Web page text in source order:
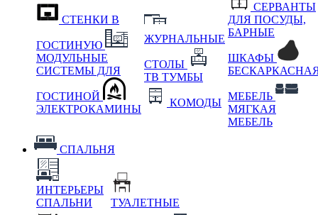
СТЕНКИ В
ГОСТИНУЮ
МОДУЛЬНЫЕ
СИСТЕМЫ ДЛЯ
ГОСТИНОЙ
ЭЛЕКТРОКАМИНЫ
ЖУРНАЛЬНЫЕ
СТОЛЫ
ТВ ТУМБЫ
КОМОДЫ
СЕРВАНТЫ
ДЛЯ ПОСУДЫ,
БАРНЫЕ
ШКАФЫ
МЕБЕЛЬ
МЯГКАЯ
МЕБЕЛЬ
СПАЛЬНЯ
ИНТЕРЬЕРЫ
СПАЛЬНИ
ТУАЛЕТНЫЕ